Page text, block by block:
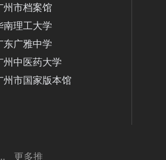
内蒙古呼和浩特首创“双模式+三轮审”机制，档案开放审核效率实现跨越式提升‌
州市档案馆
南理工大学
东广雅中学
州中医药大学
州市国家版本馆
验箱 更多推